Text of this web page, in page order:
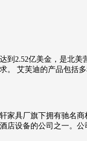
到2.52亿美金，是
。 艾芙迪的产品包括
家具厂旗下拥有驰名
店设备的公司之一。